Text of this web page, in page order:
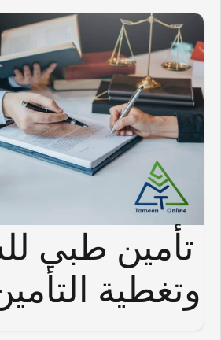
تأمين طبي
وتغطية